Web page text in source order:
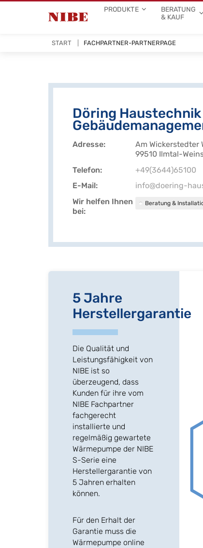
PRODUKTE
BERATUNG
& KAUF
START FACHPARTNER-PARTNERPAGE
Döring Haustechnik
Adresse
Am Wickerstedter
99510 Ilmtal-
Telefon
+49(3644)65100
E-Mail
info@doering-
Wir helfen Ihnen
bei
Beratung &
5 Jahre
Herstellergarantie
Die Qualität und
Leistungsfähigkeit von
NIBE ist so
überzeugend, dass
Kunden für ihre vom
NIBE Fachpartner
fachgerecht
installierte und
regelmäßig gewartete
Wärmepumpe der NIBE
S-Serie eine
Herstellergarantie von
5 Jahren erhalten
können.
Für den Erhalt der
Garantie muss die
Wärmepumpe online